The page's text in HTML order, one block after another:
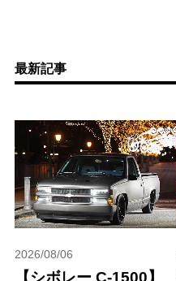
最新記事
2026/08/06
【シボレー C-1500】